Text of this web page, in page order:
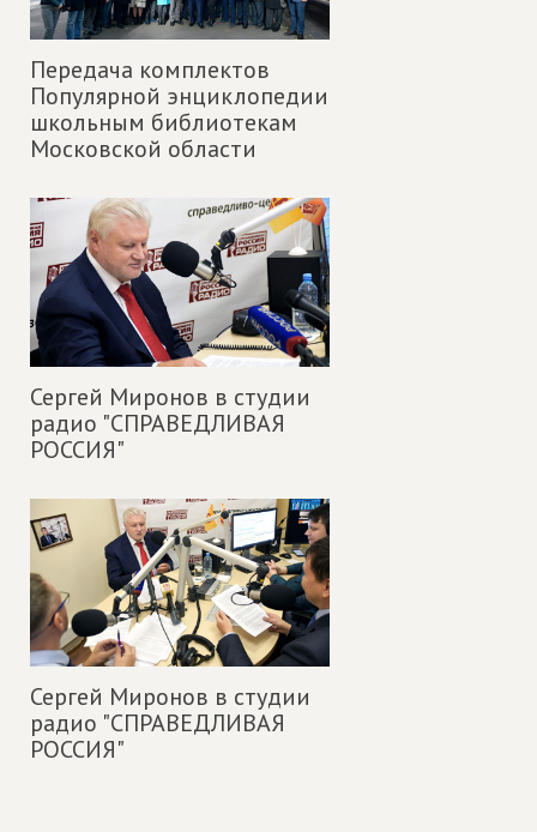
Передача комплектов
Популярной энциклопедии
школьным библиотекам
Московской области
Сергей Миронов в студии
радио "СПРАВЕДЛИВАЯ
РОССИЯ"
Сергей Миронов в студии
радио "СПРАВЕДЛИВАЯ
РОССИЯ"